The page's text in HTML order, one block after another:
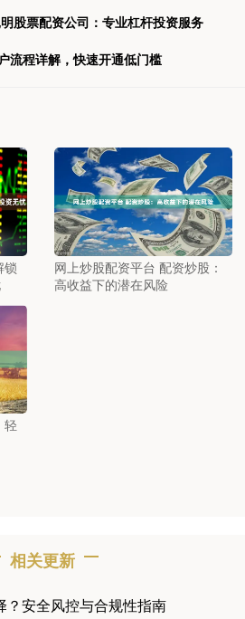
股票配资公司：专业杠杆投资服务
流程详解，快速开通低门槛
锁
网上炒股配资平台 配资炒股：
高收益下的潜在风险
轻
相关更新
？安全风控与合规性指南